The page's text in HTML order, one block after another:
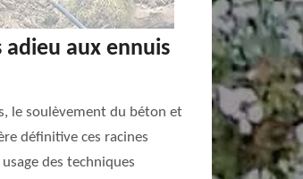
adieu aux ennuis
le soulèvement du béton et
définitive ces racines
des techniques